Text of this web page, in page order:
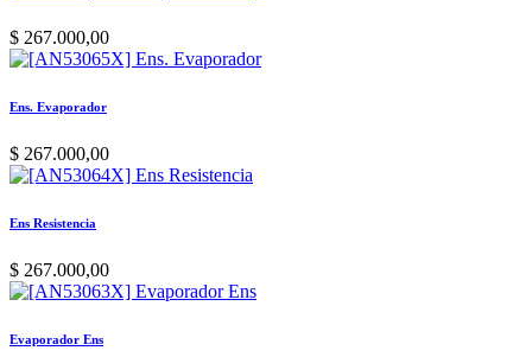
$ 267.000,00
Ens. Evaporador
$ 267.000,00
Ens Resistencia
$ 267.000,00
Evaporador Ens